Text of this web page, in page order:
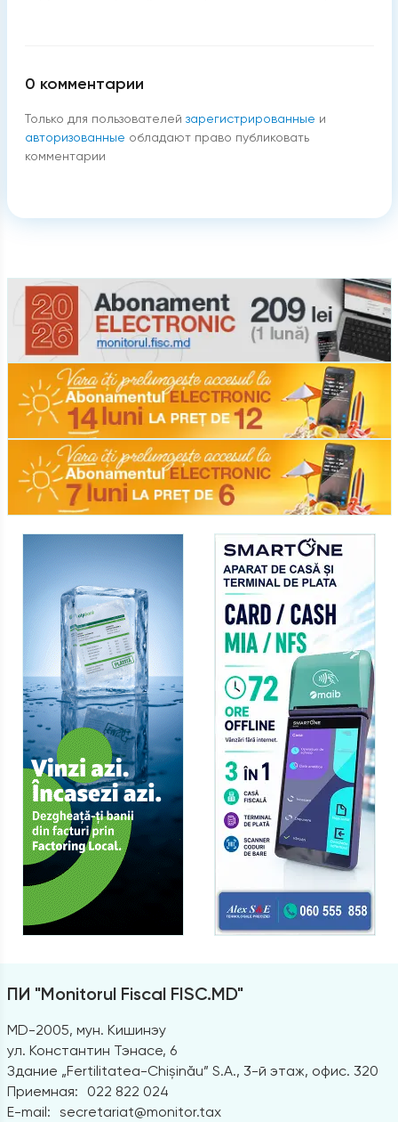
0 комментарии
Только для пользователей зарегистрированные и
авторизованные обладают право публиковать
комментарии
ПИ "Monitorul Fiscal FISC.MD"
MD-2005, мун. Кишинэу
ул. Константин Тэнасе, 6
Здание „Fertilitatea-Chișinău” S.A., 3-й этаж, офис. 320
Приемная:
022 822 024
E-mail: secretariat@monitor.tax